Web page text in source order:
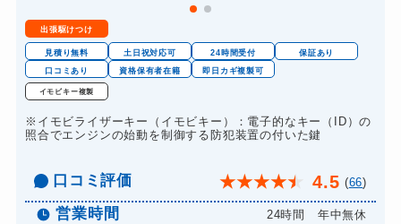
出張駆けつけ
見積り無料 土日祝対応可 24時間受付
保証あり
口コミあり
資格保有者在籍 即日カギ複製可
イモビキー複製
※イモビライザーキー（イモビキー）：電子的なキー（ID）の
照合でエンジンの始動を制御する防犯装置の付いた鍵
口コミ評価 ★★★★★ 4.5 (66)
営業時間 24時間 年中無休